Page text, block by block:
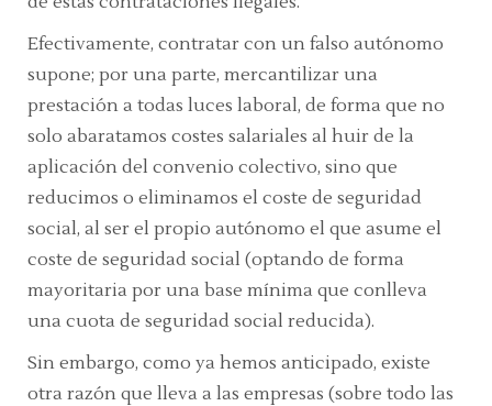
Efectivamente, contratar con un falso autónomo
supone; por una parte, mercantilizar una
prestación a todas luces laboral, de forma que no
solo abaratamos costes salariales al huir de la
aplicación del convenio colectivo, sino que
reducimos o eliminamos el coste de seguridad
social, al ser el propio autónomo el que asume el
coste de seguridad social (optando de forma
mayoritaria por una base mínima que conlleva
una cuota de seguridad social reducida).
Sin embargo, como ya hemos anticipado, existe
otra razón que lleva a las empresas (sobre todo las